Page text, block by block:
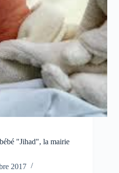
"Jihad", la mairie
2017